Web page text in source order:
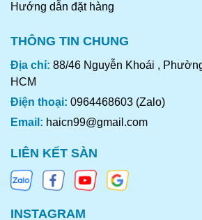
tinh khiết, vị ngọt của măng, giòn béo của
Hướng dẫn đặt hàng
THÔNG TIN CHUNG
Địa chỉ: 88/46 Nguyễn Khoái ,
HCM
Điện thoại: 0964468603 (Zalo)
Email: haicn99@gmail.com
LIÊN KẾT SÀN
INSTAGRAM